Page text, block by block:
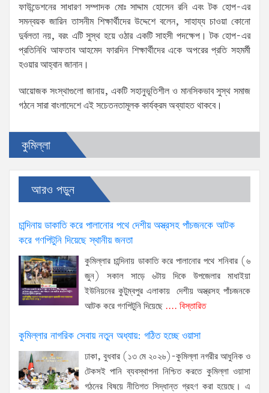
​ফাউন্ডেশনের সাধারণ সম্পাদক মোঃ সাদ্দাম হোসেন রনি এবং টক হোপ-এর
সমন্বয়ক জারিন তাসনীম শিক্ষার্থীদের উদ্দেশে বলেন, সাহায্য চাওয়া কোনো
দুর্বলতা নয়, বরং এটি সুস্থ হয়ে ওঠার একটি সাহসী পদক্ষেপ। টক হোপ-এর
প্রতিনিধি আফতাব আহমেদ ফারদিন শিক্ষার্থীদের একে অপরের প্রতি সহমর্মী
হওয়ার আহ্বান জানান।
​আয়োজক সংস্থাগুলো জানায়, একটি সহানুভূতিশীল ও মানসিকভাব সুস্থ সমাজ
গঠনে সারা বাংলাদেশে এই সচেতনতামূলক কার্যক্রম অব্যাহত থাকবে।
কুমিল্লা
আরও পড়ুন
চান্দিনায় ডাকাতি করে পালানোর পথে দেশীয় অস্ত্রসহ পাঁচজনকে আটক
করে গণপিটুনি দিয়েছে স্থানীয় জনতা
কুমিল্লার চান্দিনায় ডাকাতি করে পালানোর পথে শনিবার (৬
জুন) সকাল সাড়ে ৬টায় দিকে উপজেলার মাধাইয়া
ইউনিয়নের কুটুম্বপুর এলাকায় দেশীয় অস্ত্রসহ পাঁচজনকে
আটক করে গণপিটুনি দিয়েছে .... বিস্তারিত
কুমিল্লার নাগরিক সেবায় নতুন অধ্যায়: গঠিত হচ্ছে ওয়াসা
ঢাকা, বুধবার (১৩ মে ২০২৬)-কুমিল্লা নগরীর আধুনিক ও
টেকসই পানি ব্যবস্থাপনা নিশ্চিত করতে কুমিল্লা ওয়াসা
গঠনের বিষয়ে নীতিগত সিদ্ধান্ত গ্রহণ করা হয়েছে। এ